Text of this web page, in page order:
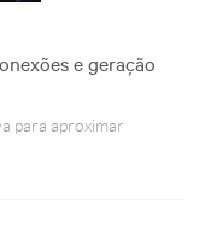
e geração
para aproximar